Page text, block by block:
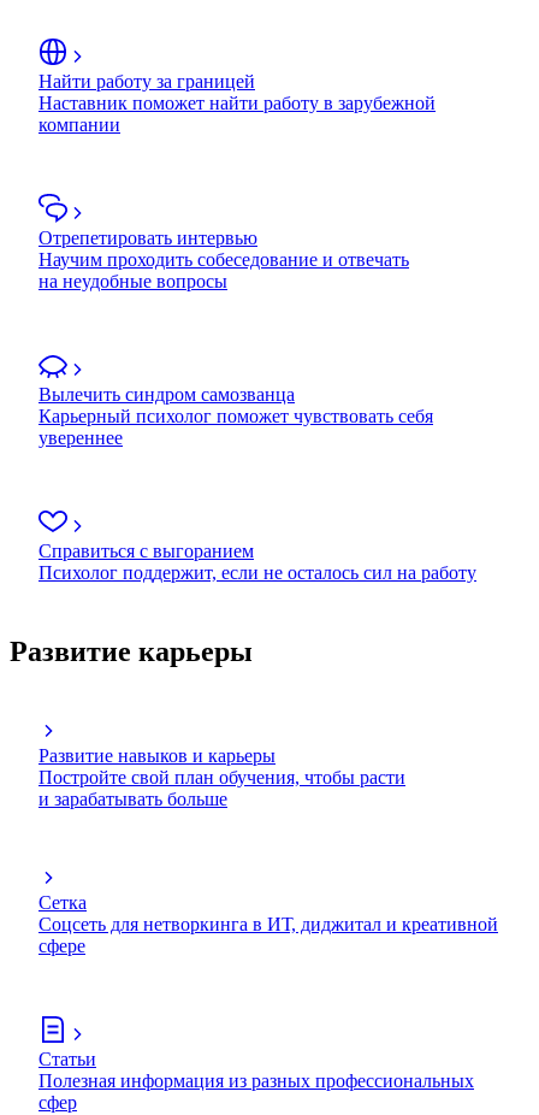
Найти работу за границей
Наставник поможет найти работу в зарубежной
компании
Отрепетировать интервью
Научим проходить собеседование и отвечать
на неудобные вопросы
Вылечить синдром самозванца
Карьерный психолог поможет чувствовать себя
увереннее
Справиться с выгоранием
Психолог поддержит, если не осталось сил на работу
Развитие карьеры
Развитие навыков и карьеры
Постройте свой план обучения, чтобы расти
и зарабатывать больше
Сетка
Соцсеть для нетворкинга в ИТ, диджитал и креативной
сфере
Статьи
Полезная информация из разных профессиональных
сфер